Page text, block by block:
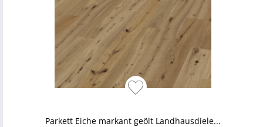
Parkett Eiche markant geölt Landhausdiele...